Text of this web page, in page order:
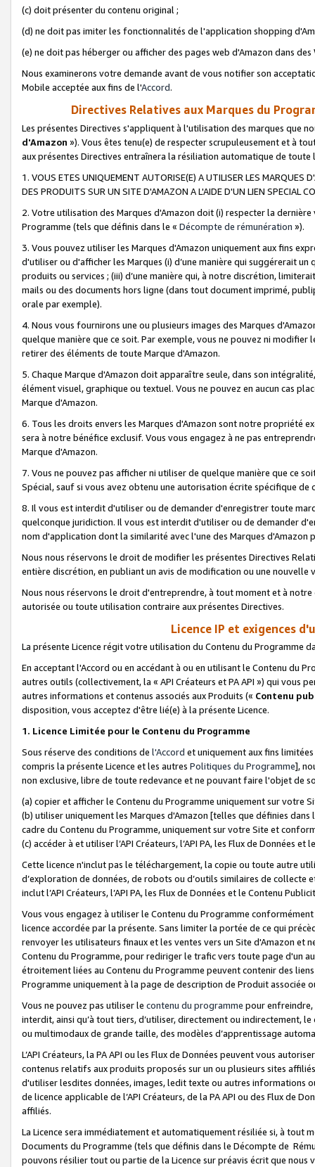
(c) doit présenter du contenu original ;
(d) ne doit pas imiter les fonctionnalités de l'application shopping
(e) ne doit pas héberger ou afficher des pages web d'Amazon dans
Nous examinerons votre demande avant de vous notifier son
Mobile acceptée aux fins de l'Accord.
Directives Relatives aux Marques du
Les présentes Directives s'appliquent à l'utilisation des marques que
d'Amazon »). Vous êtes tenu(e) de respecter scrupuleusement et à
aux présentes Directives entraînera la résiliation automatique de
1. VOUS ETES UNIQUEMENT AUTORISE(E) A UTILISER LES MARQUES
DES PRODUITS SUR UN SITE D'AMAZON A L'AIDE D'UN LIEN SPECIAL
2. Votre utilisation des Marques d'Amazon doit (i) respecter la
Programme (tels que définis dans le « Décompte de rémunération »).
3. Vous pouvez utiliser les Marques d'Amazon uniquement aux fins
d'utiliser ou d'afficher les Marques (i) d’une manière qui suggérerait
produits ou services ; (iii) d’une manière qui, à notre discrétion,
mails ou des documents hors ligne (dans tout document imprimé,
orale par exemple).
4. Nous vous fournirons une ou plusieurs images des Marques
quelque manière que ce soit. Par exemple, vous ne pouvez ni
retirer des éléments de toute Marque d'Amazon.
5. Chaque Marque d'Amazon doit apparaître seule, dans son
élément visuel, graphique ou textuel. Vous ne pouvez en aucun cas
Marque d'Amazon.
6. Tous les droits envers les Marques d'Amazon sont notre propriété
sera à notre bénéfice exclusif. Vous vous engagez à ne pas
Marque d'Amazon.
7. Vous ne pouvez pas afficher ni utiliser de quelque manière que ce
Spécial, sauf si vous avez obtenu une autorisation écrite spécifique de
8. Il vous est interdit d'utiliser ou de demander d'enregistrer toute
quelconque juridiction. Il vous est interdit d'utiliser ou de demander
nom d'application dont la similarité avec l'une des Marques
Nous nous réservons le droit de modifier les présentes Directives
entière discrétion, en publiant un avis de modification ou une nouvelle
Nous nous réservons le droit d'entreprendre, à tout moment et à
autorisée ou toute utilisation contraire aux présentes Directives.
Licence IP et exigences
La présente Licence régit votre utilisation du Contenu du Programme
En acceptant l'Accord ou en accédant à ou en utilisant le Contenu du
autres outils (collectivement, la « API Créateurs et PA API ») qui vous
autres informations et contenus associés aux Produits (« Contenu
disposition, vous acceptez d'être lié(e) à la présente Licence.
1. Licence Limitée pour le Contenu du Programme
Sous réserve des conditions de l'Accord et uniquement aux fins
compris la présente Licence et les autres Politiques du Programme],
non exclusive, libre de toute redevance et ne pouvant faire l'objet de
(a) copier et afficher le Contenu du Programme uniquement sur votre
(b) utiliser uniquement les Marques d'Amazon [telles que définies dans
cadre du Contenu du Programme, uniquement sur votre Site et
(c) accéder à et utiliser l’API Créateurs, l’API PA, les Flux de Données
Cette licence n'inclut pas le téléchargement, la copie ou toute autre
d’exploration de données, de robots ou d’outils similaires de
inclut l’API Créateurs, l’API PA, les Flux de Données et le Contenu
Vous vous engagez à utiliser le Contenu du Programme
licence accordée par la présente. Sans limiter la portée de ce qui
renvoyer les utilisateurs finaux et les ventes vers un Site d'Amazon et
Contenu du Programme, pour rediriger le trafic vers toute page d'un
étroitement liées au Contenu du Programme peuvent contenir des
Programme uniquement à la page de description de Produit associée
Vous ne pouvez pas utiliser le contenu du programme pour
interdit, ainsi qu’à tout tiers, d’utiliser, directement ou indirectement,
ou multimodaux de grande taille, des modèles d’apprentissage
L’API Créateurs, la PA API ou les Flux de Données peuvent vous
contenus relatifs aux produits proposés sur un ou plusieurs sites
d'utiliser lesdites données, images, ledit texte ou autres informations
de licence applicable de l’API Créateurs, de la PA API ou des Flux de
affiliés.
La Licence sera immédiatement et automatiquement résiliée si, à
Documents du Programme (tels que définis dans le Décompte de
pouvons résilier tout ou partie de la Licence sur préavis écrit que